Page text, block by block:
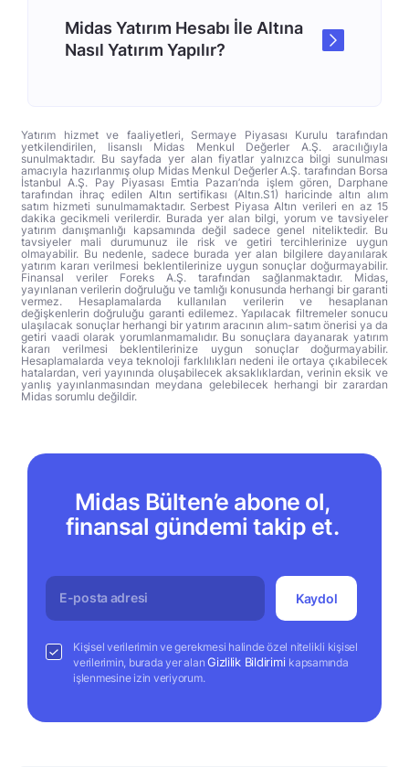
Midas Yatırım Hesabı İle Altına
Nasıl Yatırım Yapılır?
Yatırım hizmet ve faaliyetleri, Sermaye Piyasası Kurulu tarafından
yetkilendirilen, lisanslı Midas Menkul Değerler A.Ş. aracılığıyla
sunulmaktadır. Bu sayfada yer alan fiyatlar yalnızca bilgi sunulması
amacıyla hazırlanmış olup Midas Menkul Değerler A.Ş. tarafından Borsa
İstanbul A.Ş. Pay Piyasası Emtia Pazarı’nda işlem gören, Darphane
tarafından ihraç edilen Altın sertifikası (Altın.S1) haricinde altın alım
satım hizmeti sunulmamaktadır. Serbest Piyasa Altın verileri en az 15
dakika gecikmeli verilerdir. Burada yer alan bilgi, yorum ve tavsiyeler
yatırım danışmanlığı kapsamında değil sadece genel niteliktedir. Bu
tavsiyeler mali durumunuz ile risk ve getiri tercihlerinize uygun
olmayabilir. Bu nedenle, sadece burada yer alan bilgilere dayanılarak
yatırım kararı verilmesi beklentilerinize uygun sonuçlar doğurmayabilir.
Finansal veriler Foreks A.Ş. tarafından sağlanmaktadır. Midas,
yayınlanan verilerin doğruluğu ve tamlığı konusunda herhangi bir garanti
vermez. Hesaplamalarda kullanılan verilerin ve hesaplanan
değişkenlerin doğruluğu garanti edilemez. Yapılacak filtremeler sonucu
ulaşılacak sonuçlar herhangi bir yatırım aracının alım-satım önerisi ya da
getiri vaadi olarak yorumlanmamalıdır. Bu sonuçlara dayanarak yatırım
kararı verilmesi beklentilerinize uygun sonuçlar doğurmayabilir.
Hesaplamalarda veya teknoloji farklılıkları nedeni ile ortaya çıkabilecek
hatalardan, veri yayınında oluşabilecek aksaklıklardan, verinin eksik ve
yanlış yayınlanmasından meydana gelebilecek herhangi bir zarardan
Midas sorumlu değildir.
Midas Bülten’e abone ol,
finansal gündemi takip et.
Kaydol
Kişisel verilerimin ve gerekmesi halinde özel nitelikli kişisel
verilerimin, burada yer alanGizlilik Bildirimi kapsamında
işlenmesine izin veriyorum.